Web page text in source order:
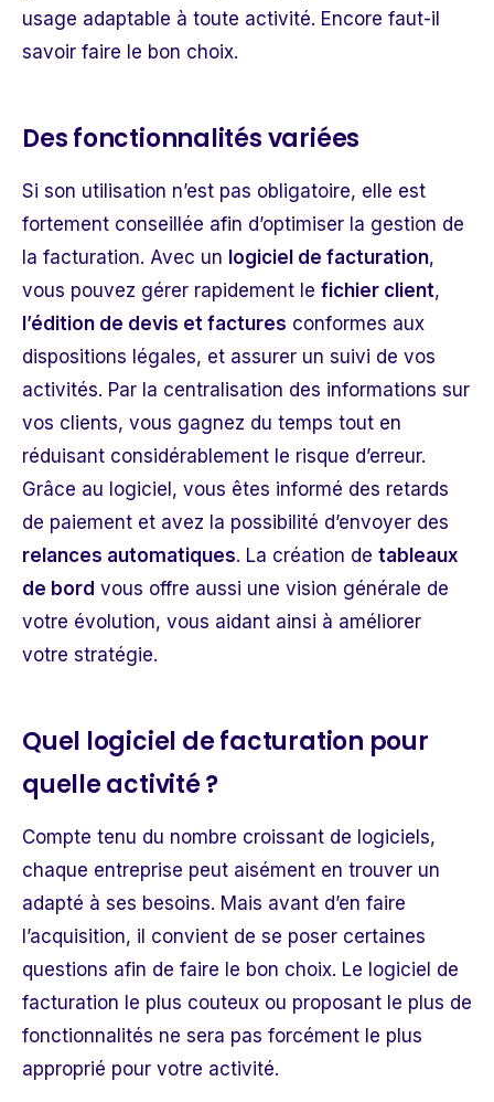
usage adaptable à toute activité. Encore faut-il
savoir faire le bon choix.
Des fonctionnalités variées
Si son utilisation n’est pas obligatoire, elle est
fortement conseillée afin d’optimiser la gestion de
la facturation. Avec un ogiciel de facturation,
vous pouvez gérer rapidement le fichier client,
l’édition de devis et factures conformes aux
dispositions légales, et assurer un suivi de vos
activités. Par la centralisation des informations sur
vos clients, vous gagnez du temps tout en
réduisant considérablement le risque d’erreur.
Grâce au logiciel, vous êtes informé des retards
de paiement et avez la possibilité d’envoyer des
relances automatiques. La création de tableaux
de bord vous offre aussi une vision générale de
votre évolution, vous aidant ainsi à améliorer
votre stratégie.
Quel logiciel de facturation pour
quelle activité ?
Compte tenu du nombre croissant de logiciels,
chaque entreprise peut aisément en trouver un
adapté à ses besoins. Mais avant d’en faire
l’acquisition, il convient de se poser certaines
questions afin de faire le bon choix. Le logiciel de
facturation le plus couteux ou proposant le plus de
fonctionnalités ne sera pas forcément le plus
approprié pour votre activité.